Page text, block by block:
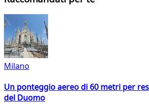
Milano
Un ponteggio aereo di 60 metri per
del Duomo